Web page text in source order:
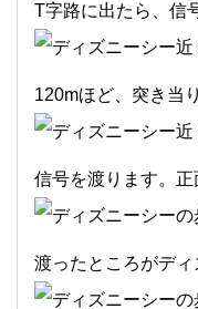
T字路に出たら、信
120mほど、突き当
信号を渡ります。
渡ったところがディ